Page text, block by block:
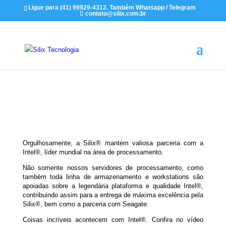
Ligue para (41) 99929-4312. Também Whatsapp / Telegram
contato@silix.com.br
Orgulhosamente, a Silix® mantém valiosa parceria com a
Intel®, líder mundial na área de processamento.
Não somente nossos servidores de processamento, como
também toda linha de armazenamento e workstations são
apoiadas sobre a legendária plataforma e qualidade Intel®,
contribuindo assim para a entrega de máxima excelência pela
Silix®, bem como a parceria com Seagate.
Coisas incríveis acontecem com Intel®. Confira no vídeo